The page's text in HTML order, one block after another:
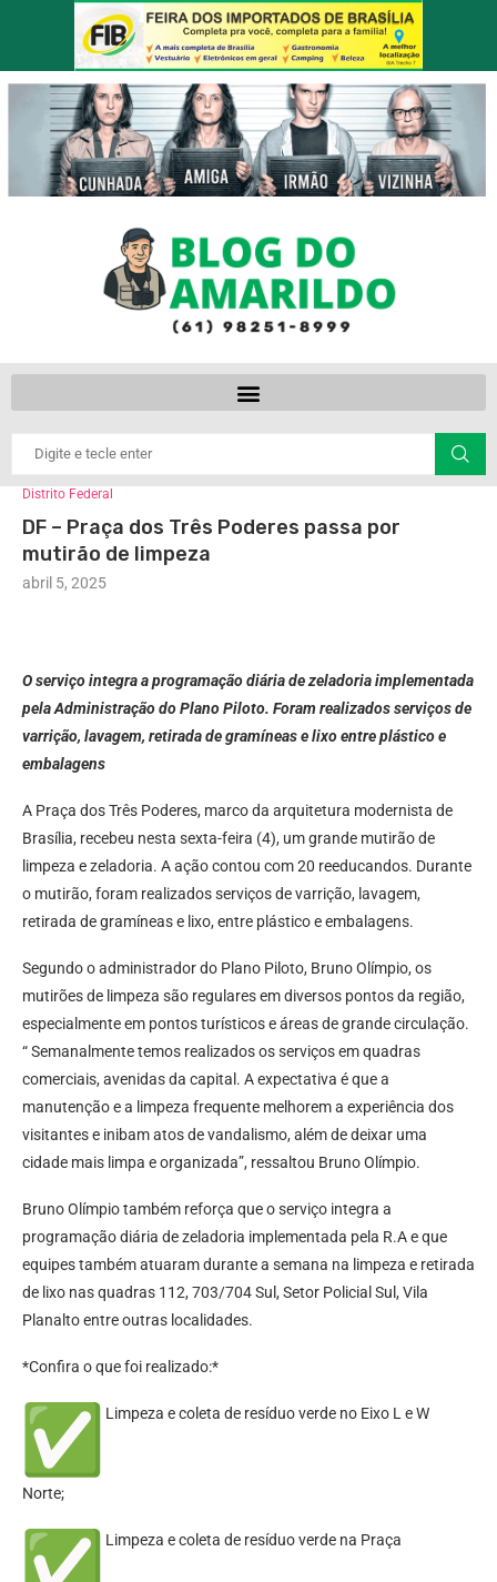
Distrito Federal
DF – Praça dos Três Poderes passa por
mutirão de limpeza
abril 5, 2025
O serviço integra a programação diária de zeladoria implementada
pela Administração do Plano Piloto. Foram realizados serviços de
varrição, lavagem, retirada de gramíneas e lixo entre plástico e
embalagens
A Praça dos Três Poderes, marco da arquitetura modernista de
Brasília, recebeu nesta sexta-feira (4), um grande mutirão de
limpeza e zeladoria. A ação contou com 20 reeducandos. Durante
o mutirão, foram realizados serviços de varrição, lavagem,
retirada de gramíneas e lixo, entre plástico e embalagens.
Segundo o administrador do Plano Piloto, Bruno Olímpio, os
mutirões de limpeza são regulares em diversos pontos da região,
especialmente em pontos turísticos e áreas de grande circulação.
“ Semanalmente temos realizados os serviços em quadras
comerciais, avenidas da capital. A expectativa é que a
manutenção e a limpeza frequente melhorem a experiência dos
visitantes e inibam atos de vandalismo, além de deixar uma
cidade mais limpa e organizada”, ressaltou Bruno Olímpio.
Bruno Olímpio também reforça que o serviço integra a
programação diária de zeladoria implementada pela R.A e que
equipes também atuaram durante a semana na limpeza e retirada
de lixo nas quadras 112, 703/704 Sul, Setor Policial Sul, Vila
Planalto entre outras localidades.
*Confira o que foi realizado:*
Limpeza e coleta de resíduo verde no Eixo L e W
Norte;
Limpeza e coleta de resíduo verde na Praça